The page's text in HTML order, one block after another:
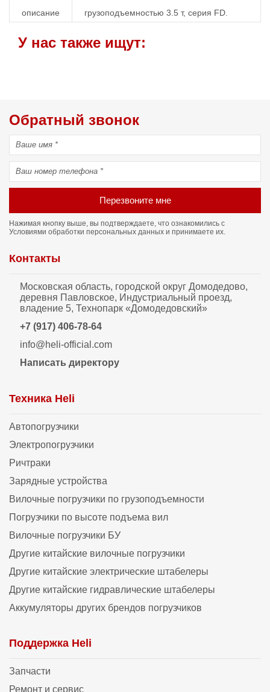
описание
грузоподъемностью 3.5 т, серия FD.
У нас также ищут:
Обратный звонок
Перезвоните мне
Нажимая кнопку выше, вы подтверждаете, что ознакомились с
Условиями обработки персональных данных и принимаете их.
Контакты
Московская область, городской округ Домодедово,
деревня Павловское, Индустриальный проезд,
владение 5, Технопарк «Домодедовский»
+7 (917) 406-78-64
info@heli-official.com
Написать директору
Техника Heli
Автопогрузчики
Электропогрузчики
Ричтраки
Зарядные устройства
Вилочные погрузчики по грузоподъемности
Погрузчики по высоте подъема вил
Вилочные погрузчики БУ
Другие китайские вилочные погрузчики
Другие китайские электрические штабелеры
Другие китайские гидравлические штабелеры
Аккумуляторы других брендов погрузчиков
Поддержка Heli
Запчасти
Ремонт и сервис